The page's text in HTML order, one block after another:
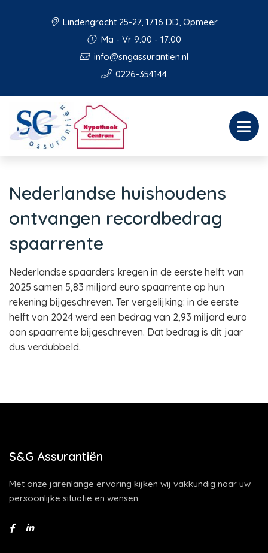
Lindengracht 25-27, 1716 DD, Opmeer
Ma - Vr 9:00 - 17:00
info@sngassurantien.nl
0226-354144
Nederlandse huishoudens
ontvangen recordbedrag
spaarrente
Nederlandse spaarders kregen in de eerste helft van
2025 samen 5,83 miljard euro spaarrente op hun
rekening bijgeschreven. Ter vergelijking: in de eerste
helft van 2024 werd een bedrag van 2,93 miljard euro
aan spaarrente bijgeschreven. Dat bedrag is dit jaar
dus verdubbeld.
S&G Assurantiën
Met onze jarenlange ervaring kijken wij vakkundig naar uw
persoonlijke situatie en wensen.